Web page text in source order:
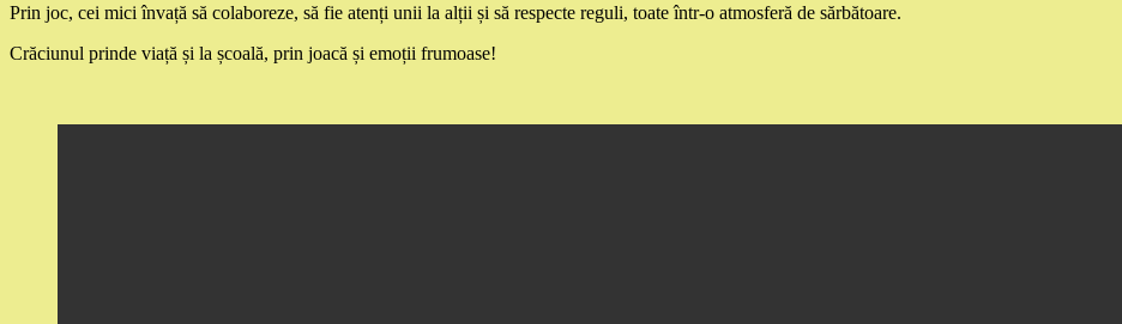
Prin joc, cei mici învață să colaboreze, să fie atenți unii la alții și să respecte reguli, toate într-o atmosferă de sărbătoare.
Crăciunul prinde viață și la școală, prin joacă și emoții frumoase!